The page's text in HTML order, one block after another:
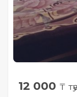
12 000 ₸